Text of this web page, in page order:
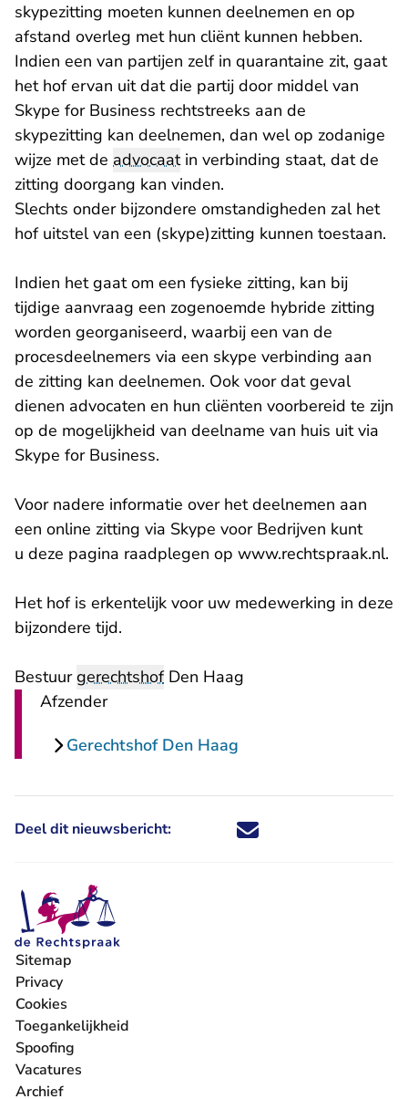
skypezitting moeten kunnen deelnemen en op
afstand overleg met hun cliënt kunnen hebben.
Indien een van partijen zelf in quarantaine zit, gaat
het hof ervan uit dat die partij door middel van
Skype for Business rechtstreeks aan de
skypezitting kan deelnemen, dan wel op zodanige
wijze met de advocaatin verbinding staat, dat de
zitting doorgang kan vinden.
Slechts onder bijzondere omstandigheden zal het
hof uitstel van een (skype)zitting kunnen toestaan.
Indien het gaat om een fysieke zitting, kan bij
tijdige aanvraag een zogenoemde hybride zitting
worden georganiseerd, waarbij een van de
procesdeelnemers via een skype verbinding aan
de zitting kan deelnemen. Ook voor dat geval
dienen advocaten en hun cliënten voorbereid te zijn
op de mogelijkheid van deelname van huis uit via
Skype for Business.
Voor nadere informatie over het deelnemen aan
een online zitting via Skype voor Bedrijven kunt
u deze pagina raadplegen op www.rechtspraak.nl.
Het hof is erkentelijk voor uw medewerking in deze
bijzondere tijd.
BestuurgerechtshofDen Haag
Afzender
Gerechtshof Den Haag
Deel dit nieuwsbericht: Deel dit nieuwsbericht via X -
Deel dit nieuwsbericht via
Deel dit nieuwsbericht
Deel dit
Sitemap
Privacy
Cookies
Toegankelijkheid
Spoofing
Vacatures
- U verlaat Rechtspraak.nl
Archief